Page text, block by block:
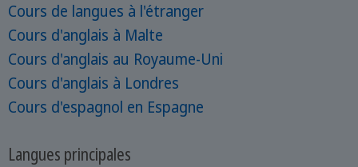
Cours de langues à l'étranger
Cours d'anglais à Malte
Cours d'anglais au Royaume-Uni
Cours d'anglais à Londres
Cours d'espagnol en Espagne
Langues principales